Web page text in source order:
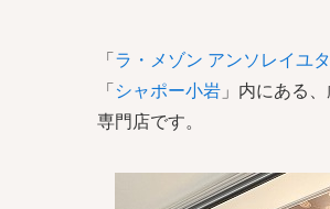
「 ラ・メゾン アンソレイユ
「 シャポー小岩 」内にある
専門店です。